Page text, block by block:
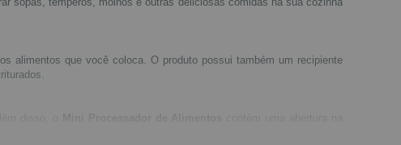
alimentos que você coloca. O produto possui também um recipiente